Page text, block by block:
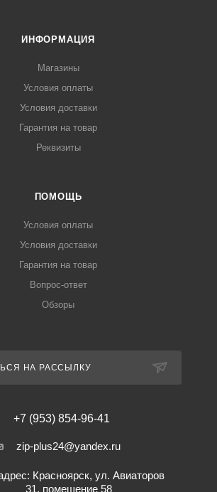
ИНФОРМАЦИЯ
Магазины
Условия оплаты
Условия доставки
Гарантия на товар
Реквизиты
ПОМОЩЬ
Условия оплаты
Условия доставки
Гарантия на товар
Вопрос-ответ
Обзоры
НА РАССЫЛКУ
+7 (953) 854-96-41
zip-plus24@yandex.ru
Красноярск, ул. Авиаторов
31, помещение 58